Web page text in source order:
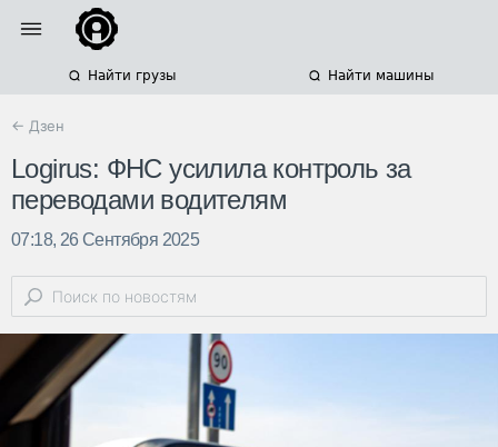
Найти грузы Найти машины
← Дзен
Logirus: ФНС усилила контроль за
переводами водителям
07:18, 26 Сентября 2025